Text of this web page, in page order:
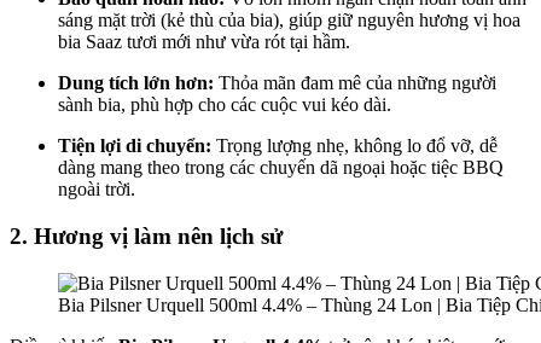
sáng mặt trời (kẻ thù của bia), giúp giữ nguyên hương vị hoa
bia Saaz tươi mới như vừa rót tại hầm.
Dung tích lớn hơn: Thỏa mãn đam mê của những người
sành bia, phù hợp cho các cuộc vui kéo dài.
Tiện lợi di chuyển: Trọng lượng nhẹ, không lo đổ vỡ, dễ
dàng mang theo trong các chuyến dã ngoại hoặc tiệc BBQ
ngoài trời.
2. Hương vị làm nên lịch sử
Bia Pilsner Urquell 500ml 4.4% – Thùng 24 Lon | Bia Tiệp